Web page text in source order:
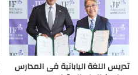
تدريس اللغة اليابانية فى المدارس